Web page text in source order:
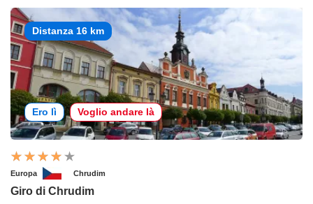
Distanza 16 km
Ero lì Voglio andare là
Europa Chrudim
Giro di Chrudim